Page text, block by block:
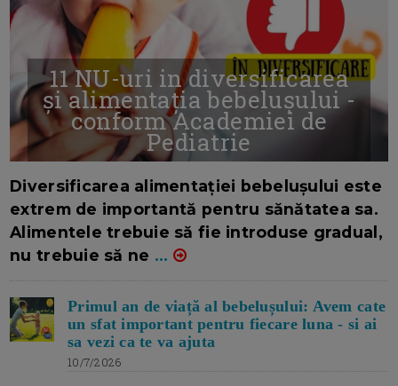
11 NU-uri in diversificarea
și alimentația bebelușului -
conform Academiei de
Pediatrie
Diversificarea alimentației bebelușului este
extrem de importantă pentru sănătatea sa.
Alimentele trebuie să fie introduse gradual,
nu trebuie să ne ...
Primul an de viață al bebelușului: Avem cate
un sfat important pentru fiecare luna - si ai
sa vezi ca te va ajuta
10/7/2026